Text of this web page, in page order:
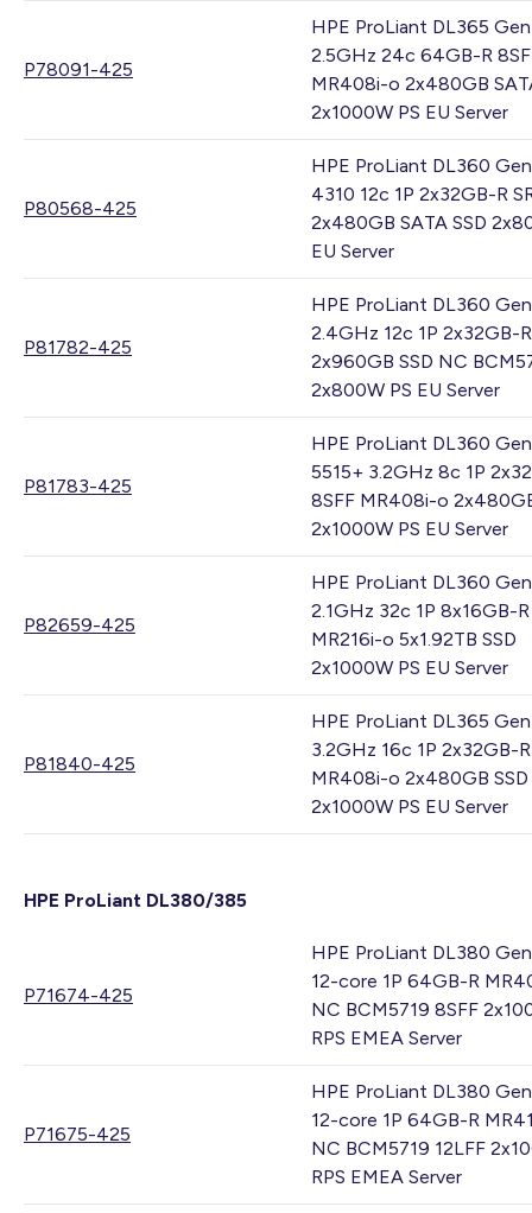
P78091-425
HPE ProLiant DL365
2.5GHz 24c 64GB-R
MR408i-o 2x480GB
2x1000W PS EU Server
P80568-425
HPE ProLiant DL360
4310 12c 1P 2x32GB-R
2x480GB SATA SSD
EU Server
P81782-425
HPE ProLiant DL360
2.4GHz 12c 1P 2x32GB-
2x960GB SSD NC
2x800W PS EU Server
P81783-425
HPE ProLiant DL360
5515+ 3.2GHz 8c 1P
8SFF MR408i-o
2x1000W PS EU Server
P82659-425
HPE ProLiant DL360
2.1GHz 32c 1P 8x16GB-
MR216i-o 5x1.92TB SSD
2x1000W PS EU Server
P81840-425
HPE ProLiant DL365
3.2GHz 16c 1P 2x32GB-
MR408i-o 2x480GB SSD
2x1000W PS EU Server
HPE ProLiant DL380/385
P71674-425
HPE ProLiant DL380
12-core 1P 64GB-R
NC BCM5719 8SFF
RPS EMEA Server
P71675-425
HPE ProLiant DL380
12-core 1P 64GB-R
NC BCM5719 12LFF
RPS EMEA Server